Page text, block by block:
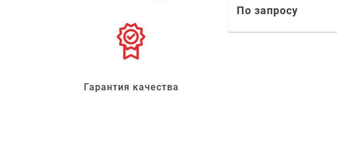
Гарантия качества
По запросу